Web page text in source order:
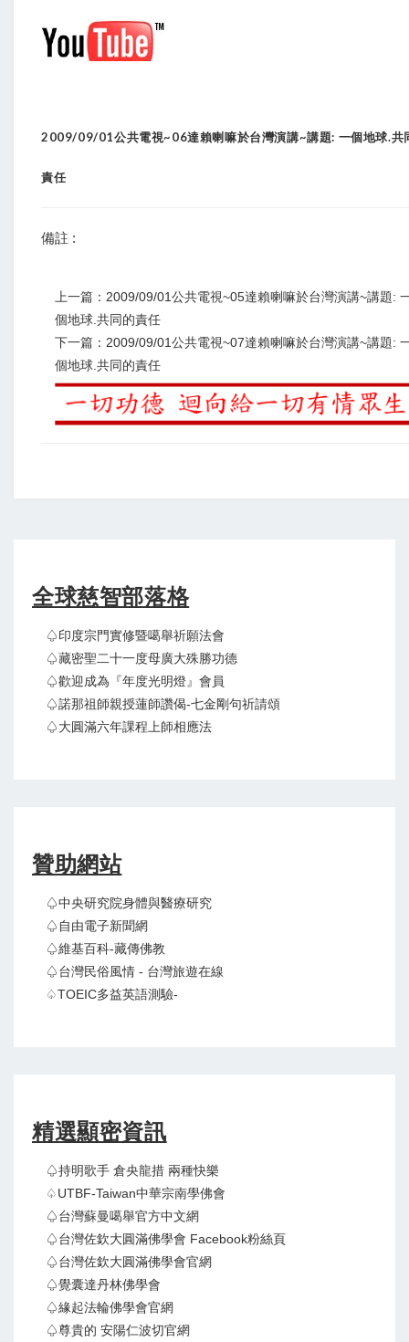
2009/09/01公共電視~06達賴喇嘛於台灣演講~講題: 一個地球.共
責任
備註 :
上一篇：2009/09/01公共電視~05達賴喇嘛於台灣演講~講題:
個地球.共同的責任
下一篇：2009/09/01公共電視~07達賴喇嘛於台灣演講~講題:
個地球.共同的責任
全球慈智部落格
♤印度宗門實修暨噶舉祈願法會
♤藏密聖二十一度母廣大殊勝功德
♤歡迎成為『年度光明燈』會員
♤諾那祖師親授蓮師讚偈-七金剛句祈請頌
♤大圓滿六年課程上師相應法
贊助網站
♤中央研究院身體與醫療研究
♤自由電子新聞網
♤維基百科-藏傳佛教
♤台灣民俗風情 - 台灣旅遊在線
♤TOEIC多益英語測驗-
精選顯密資訊
♤持明歌手 倉央龍措 兩種快樂
♤UTBF-Taiwan中華宗南學佛會
♤台灣蘇曼噶舉官方中文網
♤台灣佐欽大圓滿佛學會 Facebook粉絲頁
♤台灣佐欽大圓滿佛學會官網
♤覺囊達丹林佛學會
♤緣起法輪佛學會官網
♤尊貴的 安陽仁波切官網